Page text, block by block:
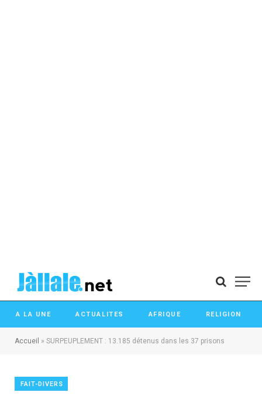
A LA UNE ACTUALITES AFRIQUE RELIGION
Accueil » SURPEUPLEMENT : 13.185 détenus dans les 37 prisons
FAIT-DIVERS